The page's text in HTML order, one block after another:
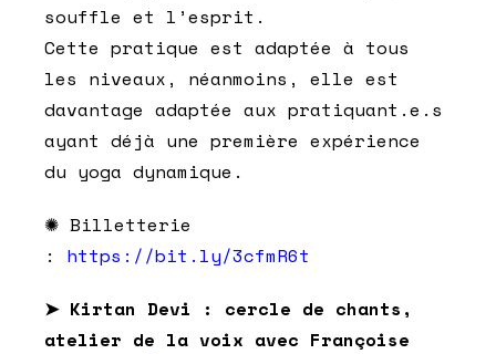
souffle et l’esprit.
Cette pratique est adaptée à tous
les niveaux, néanmoins, elle est
davantage adaptée aux pratiquant.e.s
ayant déjà une première expérience
du yoga dynamique.
✺ Billetterie
: https://bit.ly/3cfmR6t
➤ Kirtan Devi : cercle de chants,
atelier de la voix avec Françoise